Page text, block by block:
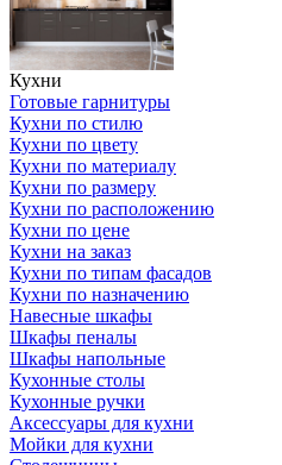
Кухни
Готовые гарнитуры
Кухни по стилю
Кухни по цвету
Кухни по материалу
Кухни по размеру
Кухни по расположению
Кухни по цене
Кухни на заказ
Кухни по типам фасадов
Кухни по назначению
Навесные шкафы
Шкафы пеналы
Шкафы напольные
Кухонные столы
Кухонные ручки
Аксессуары для кухни
Мойки для кухни